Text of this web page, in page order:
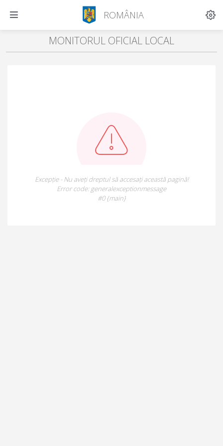
ROMÂNIA
MONITORUL OFICIAL LOCAL
Excepție - Nu aveți dreptul să accesați această pagină!
Error code: generalexceptionmessage
#0 {main}